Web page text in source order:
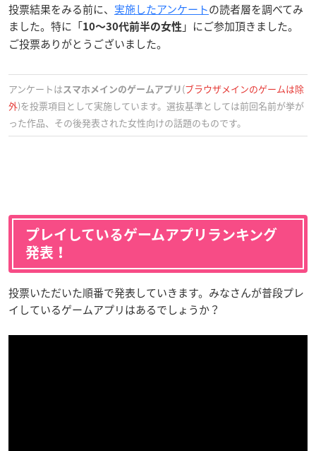
投票結果をみる前に、 実施したアンケートの読者層を調べてみ
ました。特に「10〜30代前半の女性 」 にご参加頂きました。
ご投票ありがとうございました。
アンケートは スマホメインのゲームアプリ (ブラウザメインのゲームは除
外)を投票項目として実施しています。選抜基準としては前回名前が挙が
った作品、その後発表された女性向けの話題のものです。
プレイしているゲームアプリランキング
発表！
投票いただいた順番で発表していきます。みなさんが普段プレ
イしているゲームアプリはあるでしょうか？